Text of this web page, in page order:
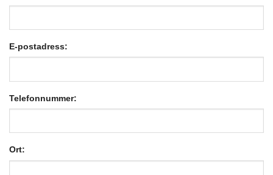
E-postadress:
Telefonnummer:
Ort: